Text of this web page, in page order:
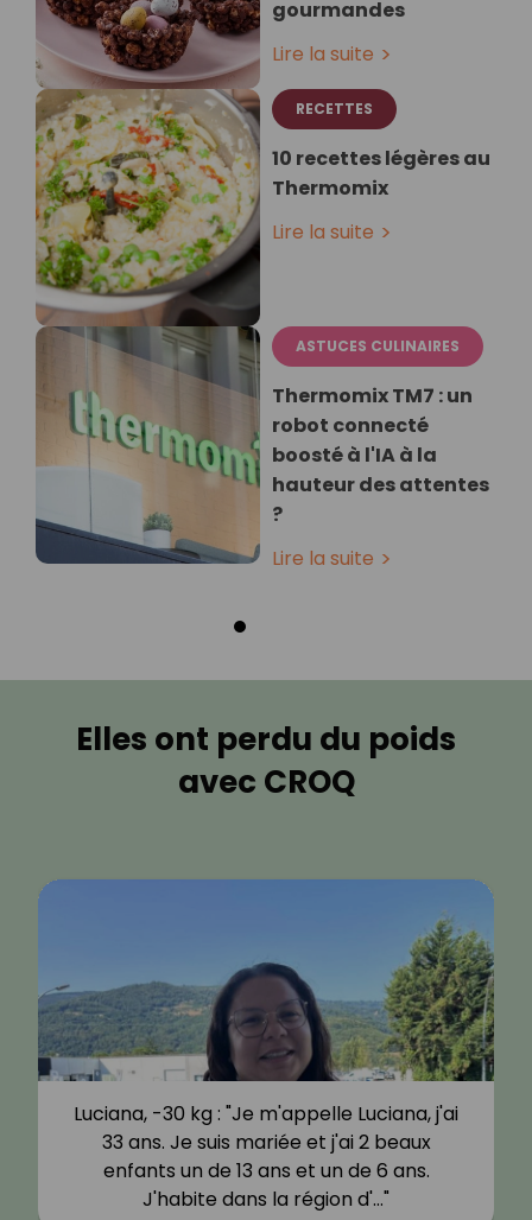
gourmandes
Lire la suite
RECETTES
10 recettes légères au
Thermomix
Lire la suite
ASTUCES CULINAIRES
Thermomix TM7 : un
robot connecté
boosté à l'IA à la
hauteur des attentes
?
Lire la suite
Elles ont perdu du poids
avec CROQ
Luciana, -30 kg : "Je m'appelle Luciana, j'ai
33 ans. Je suis mariée et j'ai 2 beaux
enfants un de 13 ans et un de 6 ans.
J'habite dans la région d'…"